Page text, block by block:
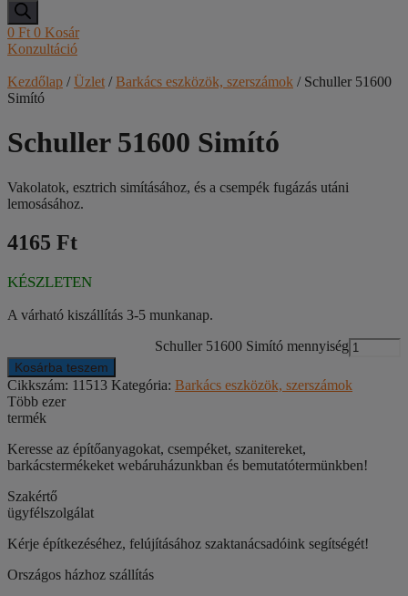
0 Ft 0 Kosár
Konzultáció
Kezdőlap /Üzlet /Barkács eszközök, szerszámok / Schuller 51600
Simító
Schuller 51600 Simító
Vakolatok, esztrich simításához, és a csempék fugázás utáni
lemosásához.
4165 Ft
KÉSZLETEN
A várható kiszállítás 3-5 munkanap.
Schuller 51600 Simító mennyiség
Kosárba teszem
Cikkszám: 11513 Kategória: Barkács eszközök, szerszámok
Több ezer
termék
Keresse az építőanyagokat, csempéket, szanitereket,
barkácstermékeket webáruházunkban és bemutatótermünkben!
Szakértő
ügyfélszolgálat
Kérje építkezéséhez, felújításához szaktanácsadóink segítségét!
Országos házhoz szállítás